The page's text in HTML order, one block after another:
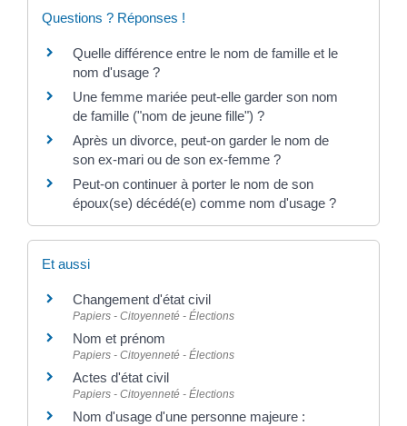
Questions ? Réponses !
Quelle différence entre le nom de famille et le
nom d'usage ?
Une femme mariée peut-elle garder son nom
de famille ("nom de jeune fille") ?
Après un divorce, peut-on garder le nom de
son ex-mari ou de son ex-femme ?
Peut-on continuer à porter le nom de son
époux(se) décédé(e) comme nom d'usage ?
Et aussi
Changement d'état civil
Papiers - Citoyenneté - Élections
Nom et prénom
Papiers - Citoyenneté - Élections
Actes d'état civil
Papiers - Citoyenneté - Élections
Nom d'usage d'une personne majeure :